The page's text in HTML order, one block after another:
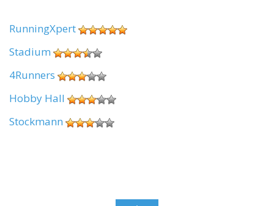
RunningXpert
Stadium
4Runners
Hobby Hall
Stockmann